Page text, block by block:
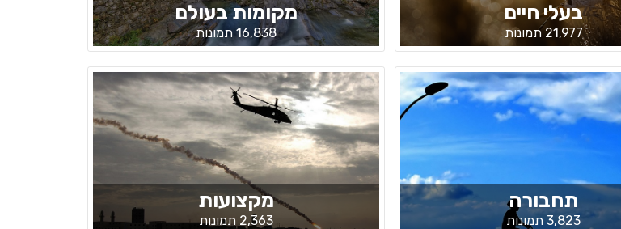
בעלי חיים
21,977 תמונות
מקומות בעולם
16,838 תמונות
תחבורה
3,823 תמונות
מקצועות
2,363 תמונות